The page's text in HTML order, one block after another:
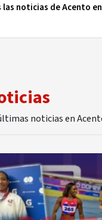
noticias de Acento en